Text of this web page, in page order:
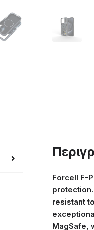
Forcell F-
resistant
MagSafe,